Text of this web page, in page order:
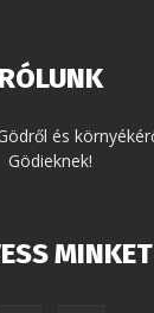
RÓLUNK
és
Gödieknek!
MINKET